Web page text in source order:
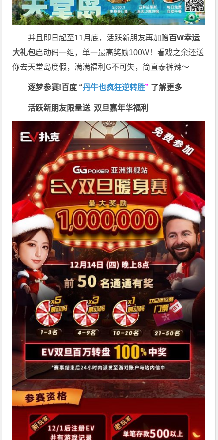
并且即日起至11月底，活跃新朋友再加赠百W幸运
大礼包启动码一组，单一最高奖励100W！看戏之余还送
你去天堂岛度假，满满福利G不可失，简直泰裤辣～
逐梦参赛!百度 “丹牛也疯狂逆转胜” 了解更多
活跃新朋友限量送 双旦嘉年华福利